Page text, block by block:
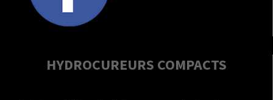
HYDROCUREURS COMPACTS